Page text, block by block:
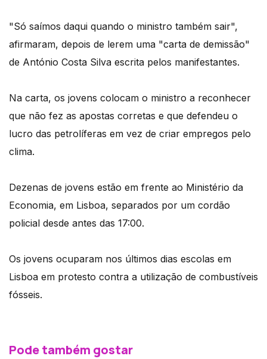
"Só saímos daqui quando o ministro também sair",
afirmaram, depois de lerem uma "carta de demissão"
de António Costa Silva escrita pelos manifestantes.
Na carta, os jovens colocam o ministro a reconhecer
que não fez as apostas corretas e que defendeu o
lucro das petrolíferas em vez de criar empregos pelo
clima.
Dezenas de jovens estão em frente ao Ministério da
Economia, em Lisboa, separados por um cordão
policial desde antes das 17:00.
Os jovens ocuparam nos últimos dias escolas em
Lisboa em protesto contra a utilização de combustíveis
fósseis.
Pode também gostar